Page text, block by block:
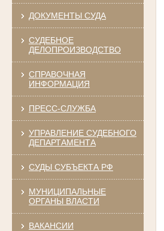
ДОКУМЕНТЫ СУДА
СУДЕБНОЕ
ДЕЛОПРОИЗВОДСТВО
СПРАВОЧНАЯ
ИНФОРМАЦИЯ
ПРЕСС-СЛУЖБА
УПРАВЛЕНИЕ СУДЕБНОГО
ДЕПАРТАМЕНТА
СУДЫ СУБЪЕКТА РФ
МУНИЦИПАЛЬНЫЕ
ОРГАНЫ ВЛАСТИ
ВАКАНСИИ